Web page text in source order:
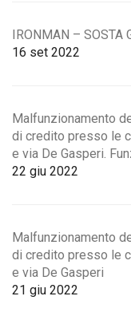
IRONMAN – SOSTA
16 set 2022
Malfunzionamento
di credito presso le
e via De Gasperi.
22 giu 2022
Malfunzionamento
di credito presso le
e via De Gasperi
21 giu 2022